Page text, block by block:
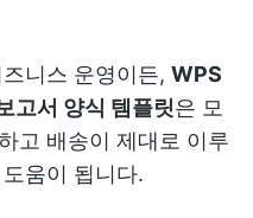
니스 운영이든, WPS
고서 양식 템플릿은 모
고 배송이 제대로 이루
움이 됩니다.